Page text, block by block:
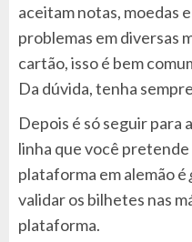
aceitam notas, moedas
problemas em diversas
cartão, isso é bem
Da dúvida, tenha
Depois é só seguir para
linha que você pretende
plataforma em alemão é
validar os bilhetes nas
plataforma.